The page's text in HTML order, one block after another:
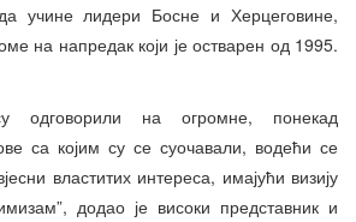
учине лидери Босне и Херцеговине,
на напредак који је остварен од 1995.
одговорили на огромне, понекад
са којим су се суочавали, водећи се
властитих интереса, имајући визију
додао је високи представник и